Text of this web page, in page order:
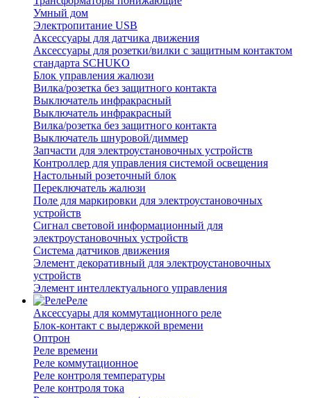
Умный дом
Электропитание USB
Аксессуары для датчика движения
Аксессуары для розетки/вилки с защитным контактом
стандарта SCHUKO
Блок управления жалюзи
Вилка/розетка без защитного контакта
Выключатель инфракрасный
Выключатель инфракрасный
Вилка/розетка без защитного контакта
Выключатель шнуровой/диммер
Запчасти для электроустановочных устройств
Контроллер для управления системой освещения
Настольный розеточный блок
Переключатель жалюзи
Поле для маркировки для электроустановочных
устройств
Сигнал световой информационный для
электроустановочных устройств
Система датчиков движения
Элемент декоративный для электроустановочных
устройств
Элемент интеллектуального управления
Реле
Аксессуары для коммутационного реле
Блок-контакт с выдержкой времени
Оптрон
Реле времени
Реле коммутационное
Реле контроля температуры
Реле контроля тока